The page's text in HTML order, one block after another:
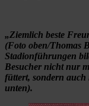
„Ziemlich beste
(Foto oben/Thomas
Stadionführungen
Besucher nicht nur
füttert, sondern
unten).